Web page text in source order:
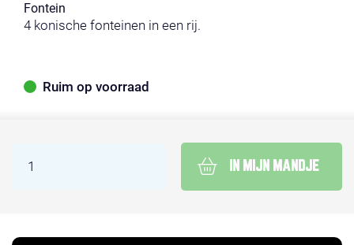
Fontein
4 konische fonteinen in een rij.
Ruim op voorraad
IN MIJN MANDJE